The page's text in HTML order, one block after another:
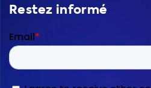
Restez informé